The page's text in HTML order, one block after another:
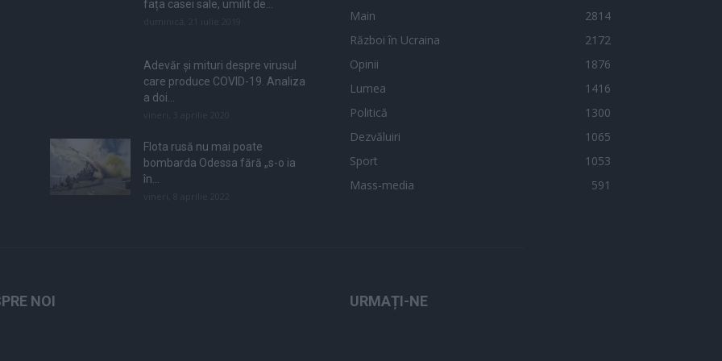
fața casei sale, umilit de...
Adevăr și mituri despre virusul
care produce COVID-19. Analiza
a doi...
Flota rusă nu mai poate
bombarda Odessa fără „s-o ia
în...
Main
2814
Război în Ucraina
2172
Opinii
1876
Lumea
1416
Politică
1300
Dezvăluiri
1065
Sport
1053
Mass-media
591
NOI URMAȚI-NE